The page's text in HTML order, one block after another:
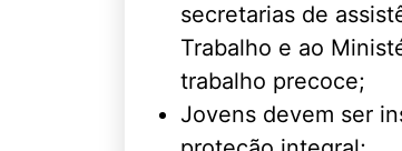
secretarias de
Trabalho e ao
trabalho precoce;
Jovens devem ser